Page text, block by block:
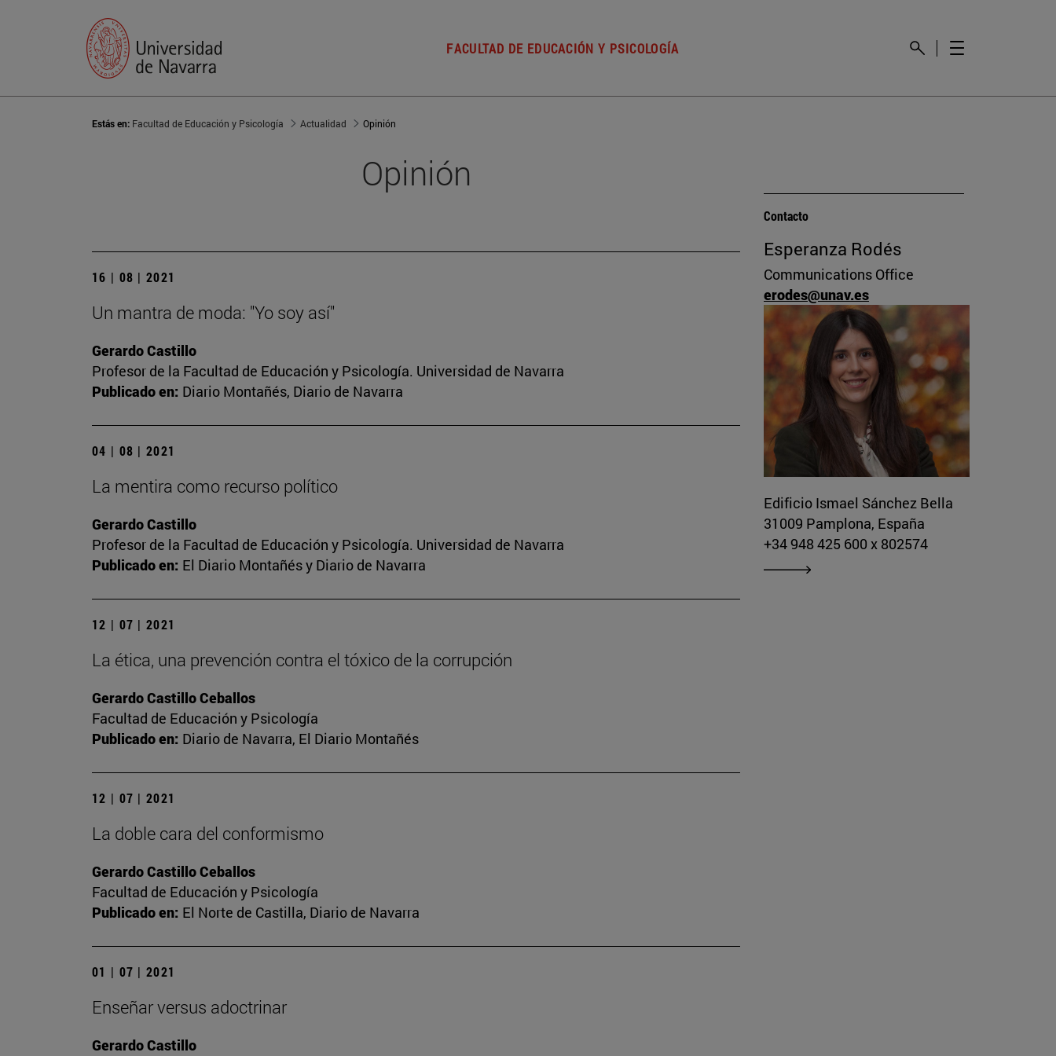
FACULTAD DE EDUCACIÓN Y PSICOLOGÍA
Estás en: Facultad de Educación y Psicología Actualidad Opinión
Opinión
16 | 08 | 2021
Un mantra de moda: "Yo soy así"
Gerardo Castillo
Profesor de la Facultad de Educación y Psicología. Universidad de Navarra
Publicado en: Diario Montañés, Diario de Navarra
04 | 08 | 2021
La mentira como recurso político
Gerardo Castillo
Profesor de la Facultad de Educación y Psicología. Universidad de Navarra
Publicado en: El Diario Montañés y Diario de Navarra
12 | 07 | 2021
La ética, una prevención contra el tóxico de la corrupción
Gerardo Castillo Ceballos
Facultad de Educación y Psicología
Publicado en: Diario de Navarra, El Diario Montañés
12 | 07 | 2021
La doble cara del conformismo
Gerardo Castillo Ceballos
Facultad de Educación y Psicología
Publicado en: El Norte de Castilla, Diario de Navarra
01 | 07 | 2021
Enseñar versus adoctrinar
Gerardo Castillo
Contacto
Esperanza Rodés
Communications Office
erodes@unav.es
Edificio Ismael Sánchez Bella
31009 Pamplona, España
+34 948 425 600 x 802574